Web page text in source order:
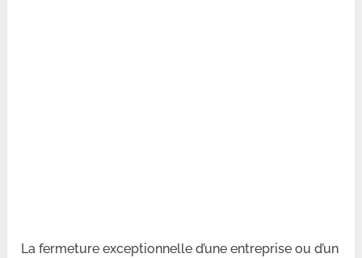
La fermeture exceptionnelle d’une entreprise ou d’un